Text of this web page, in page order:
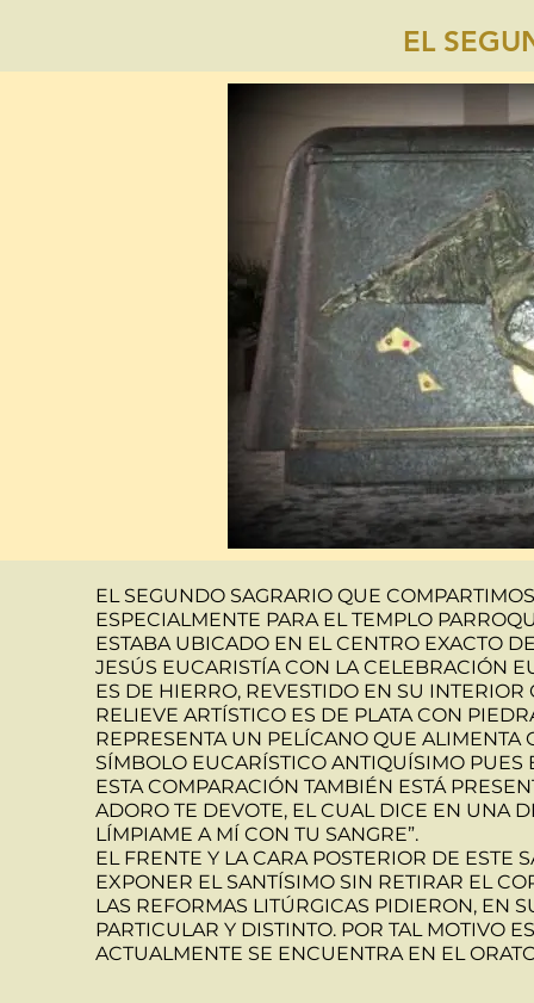
EL
EL SEGUNDO SAGRARIO QUE
ESPECIALMENTE PARA EL TEMPLO
ESTABA UBICADO EN EL CENTRO EXACTO
JESÚS EUCARISTÍA CON LA CELEBRACIÓN
ES DE HIERRO, REVESTIDO EN SU
RELIEVE ARTÍSTICO ES DE PLATA CON
REPRESENTA UN PELÍCANO QUE ALIMENTA
SÍMBOLO EUCARÍSTICO ANTIQUÍSIMO
ESTA COMPARACIÓN TAMBIÉN ESTÁ
ADORO TE DEVOTE, EL CUAL DICE EN UNA
LÍMPIAME A MÍ CON TU SANGRE”.
EL FRENTE Y LA CARA POSTERIOR DE ESTE
EXPONER EL SANTÍSIMO SIN RETIRAR EL
LAS REFORMAS LITÚRGICAS PIDIERON, EN
PARTICULAR Y DISTINTO. POR TAL MOTIVO
ACTUALMENTE SE ENCUENTRA EN EL